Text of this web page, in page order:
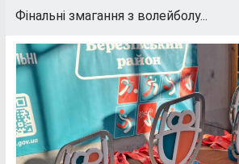
Фінальні змагання з волейболу...